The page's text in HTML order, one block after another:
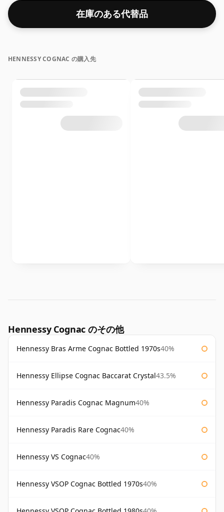
在庫のある代替品
HENNESSY COGNAC の購入先
Hennessy Cognac のその他
Hennessy Bras Arme Cognac Bottled 1970s40%
Hennessy Ellipse Cognac Baccarat Crystal43.5%
Hennessy Paradis Cognac Magnum40%
Hennessy Paradis Rare Cognac40%
Hennessy VS Cognac40%
Hennessy VSOP Cognac Bottled 1970s40%